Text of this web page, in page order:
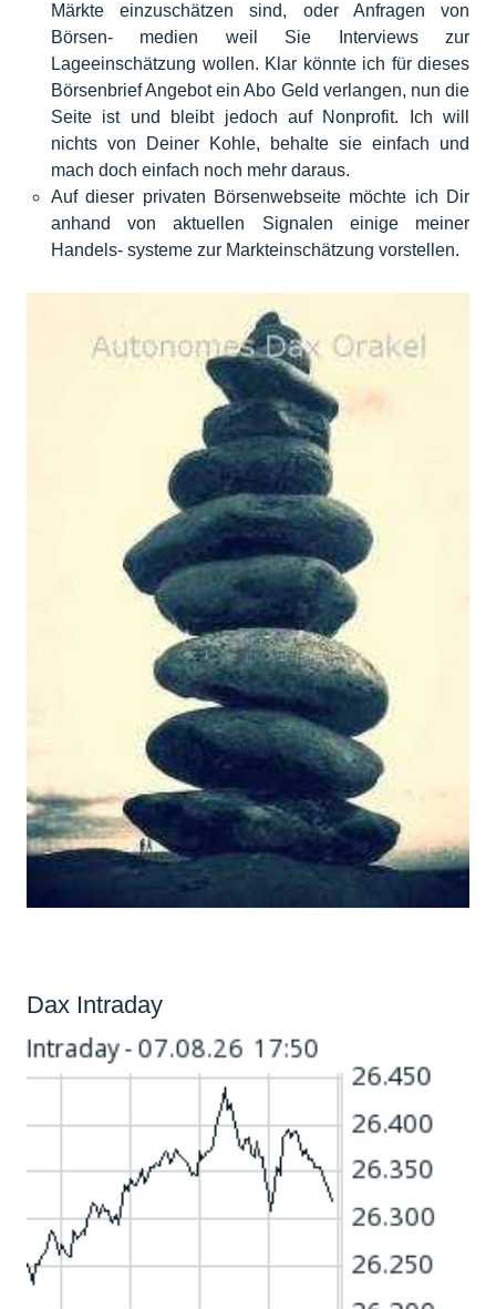
Märkte einzuschätzen sind, oder Anfragen von
Börsen- medien weil Sie Interviews zur
Lageeinschätzung wollen. Klar könnte ich für dieses
Börsenbrief Angebot ein Abo Geld verlangen, nun die
Seite ist und bleibt jedoch auf Nonprofit. Ich will
nichts von Deiner Kohle, behalte sie einfach und
mach doch einfach noch mehr daraus.
Auf dieser privaten Börsenwebseite möchte ich Dir
anhand von aktuellen Signalen einige meiner
Handels- systeme zur Markteinschätzung vorstellen.
Dax Intraday